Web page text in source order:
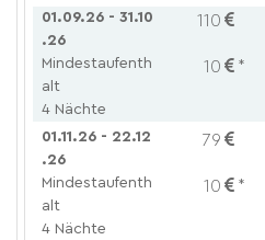
01.09.26 - 31.10
.26
110
Mindestaufenth
alt
4 Nächte
10 *
01.11.26 - 22.12
.26
79
Mindestaufenth
alt
4 Nächte
10 *